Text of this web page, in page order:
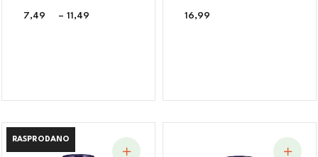
7,49 – 11,49 16,99
RASPRODANO
RASPRODANO